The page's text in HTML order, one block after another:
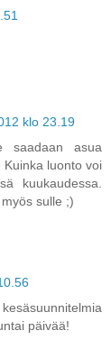
klo 23.19
saadaan asua
luonto voi
kuukaudessa.
sulle ;)
päivää!